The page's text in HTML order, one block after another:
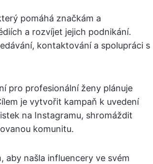
pomáhá značkám a
a rozvíjet jejich podnikání.
kontaktování a spolupráci s
pro profesionální ženy plánuje
je vytvořit kampaň k uvedení
na Instagramu, shromáždit
komunitu.
aby našla influencery ve svém